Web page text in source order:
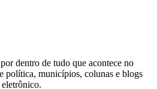
dentro de tudo que acontece no
política, municípios, colunas e blogs